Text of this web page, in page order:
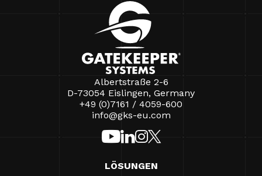
Albertstraße 2-6
D-73054 Eislingen, Germany
+49 (0)7161 / 4059-600
info@gks-eu.com
LÖSUNGEN